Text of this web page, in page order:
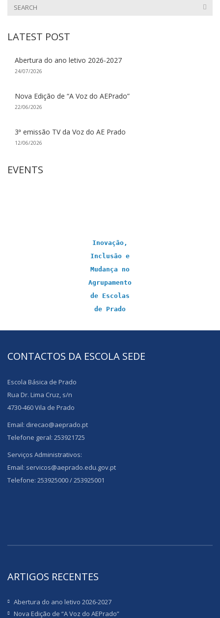
LATEST POST
Abertura do ano letivo 2026-2027
24/07/2026
Nova Edição de “A Voz do AEPrado”
22/06/2026
3ª emissão TV da Voz do AE Prado
12/06/2026
EVENTS
Inovação,
Inclusão e
Mudança no
Agrupamento
de Escolas
de Prado
CONTACTOS DA ESCOLA SEDE
Escola Básica de Prado
Rua Dr. Lima Cruz, s/n
4730-460 Vila de Prado
Email: direcao@aeprado.pt
Telefone geral: 253921725
Serviços Administrativos:
Email: servicos@aeprado.edu.gov.pt
Telefone: 253925000 / 253925001
ARTIGOS RECENTES
Abertura do ano letivo 2026-2027
Nova Edição de “A Voz do AEPrado”